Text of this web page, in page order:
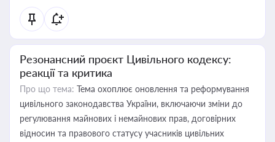
Резонансний проєкт Цивільного кодексу:
реакції та критика
Про що тема: Тема охоплює оновлення та реформування
цивільного законодавства України, включаючи зміни до
регулювання майнових і немайнових прав, договірних
відносин та правового статусу учасників цивільних